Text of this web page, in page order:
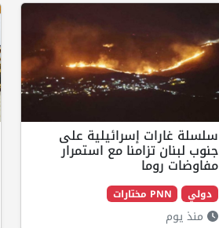
سلسلة غارات إسرائيلية على
جنوب لبنان تزامنا مع استمرار
مفاوضات روما
دولي PNN مختارات
منذ يوم